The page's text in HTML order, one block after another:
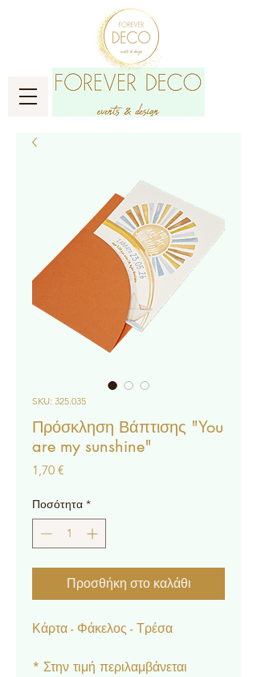
SKU: 325.035
Πρόσκληση Βάπτισης "You
are my sunshine"
1,70 €
Ποσότητα *
Προσθήκη στο καλάθι
Κάρτα - Φάκελος - Τρέσα
* Στην τιμή περιλαμβάνεται